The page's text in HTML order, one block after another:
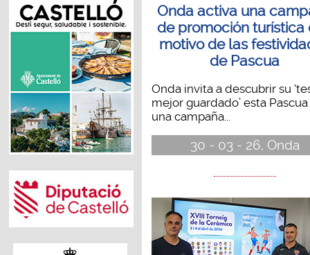
Onda activa una
de promoción turística
motivo de las
de Pascua
Onda invita a descubrir su
mejor guardado’ esta
una campaña...
30 - 03 - 26, Onda